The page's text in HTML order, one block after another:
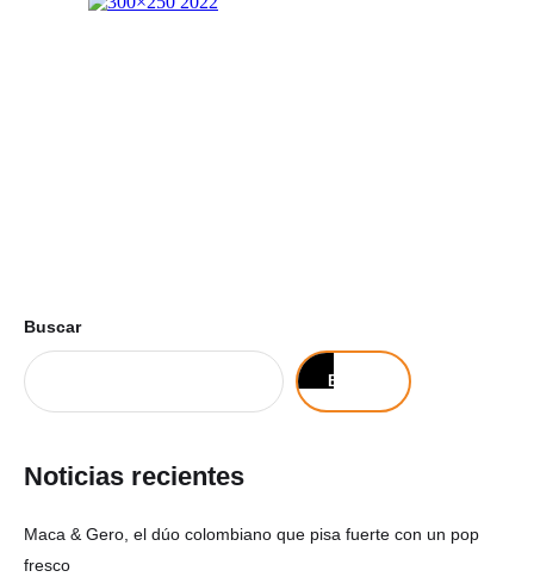
Buscar
Buscar
Noticias recientes
Maca & Gero, el dúo colombiano que pisa fuerte con un pop
fresco